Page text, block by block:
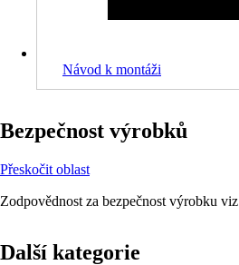
Návod k montáži
Bezpečnost výrobků
Přeskočit oblast
Zodpovědnost za bezpečnost výrobku viz
Další kategorie